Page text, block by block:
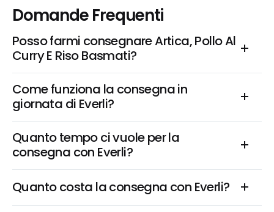
Domande Frequenti
Posso farmi consegnare Artica, Pollo Al
Curry E Riso Basmati?
Come funziona la consegna in
giornata di Everli?
Quanto tempo ci vuole per la
consegna con Everli?
Quanto costa la consegna con Everli?